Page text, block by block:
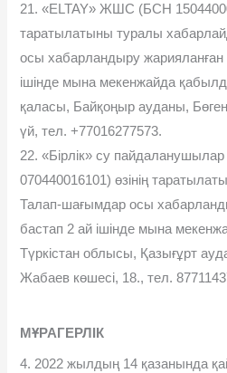
21. «ELTAY» ЖШС (БСН
таратылатыны туралы
осы хабарландыру жарияланған
ішінде мына мекенжайда
қаласы, Байқоңыр ауданы,
үй, тел. +77016277573.
22. «Бірлік» су
070440016101) өзінің
Талап-шағымдар осы
бастап 2 ай ішінде мына
Түркістан облысы, Қазығұрт
Жабаев көшесі, 18., тел.
МҰРАГЕРЛІК
4. 2022 жылдың 14 қазанында